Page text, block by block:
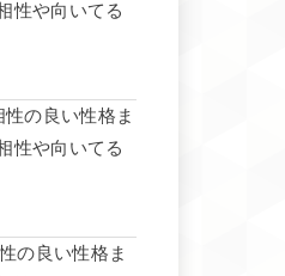
性や向いてる
の良い性格ま
性や向いてる
の良い性格ま